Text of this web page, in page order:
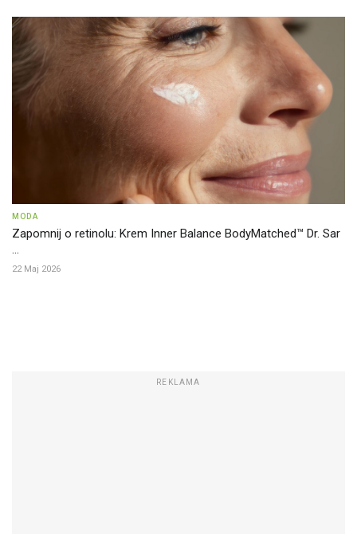
MODA
Zapomnij o retinolu: Krem Inner Balance BodyMatched™ Dr. Sar
...
22 Maj 2026
REKLAMA